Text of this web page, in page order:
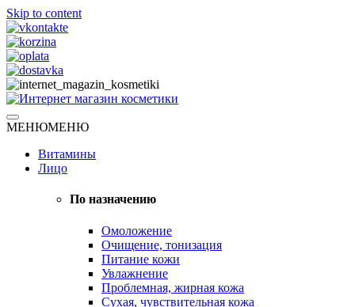
Skip to content
Интернет магазин косметики
Натуральная косметика
МЕНЮМЕНЮ
Витамины
Лицо
По назначению
Омоложение
Очищение, тонизация
Питание кожи
Увлажнение
Проблемная, жирная кожа
Сухая, чувствительная кожа